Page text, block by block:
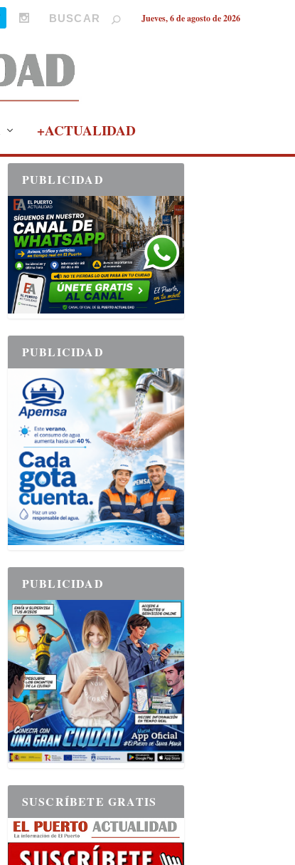
Jueves, 6 de agosto de 2026
+ACTUALIDAD
PUBLICIDAD
PUBLICIDAD
PUBLICIDAD
SUSCRÍBETE GRATIS